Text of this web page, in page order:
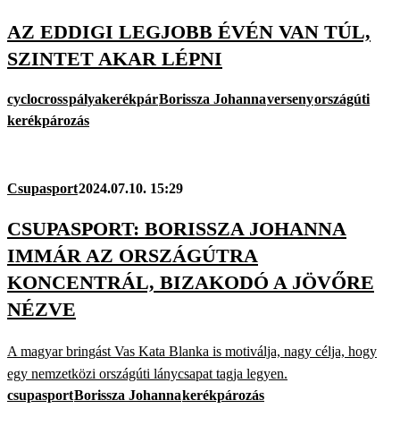
AZ EDDIGI LEGJOBB ÉVÉN VAN TÚL,
SZINTET AKAR LÉPNI
cyclocrosspályakerékpárBorissza Johannaversenyországúti
kerékpározás
Csupasport2024.07.10. 15:29
CSUPASPORT: BORISSZA JOHANNA
IMMÁR AZ ORSZÁGÚTRA
KONCENTRÁL, BIZAKODÓ A JÖVŐRE
NÉZVE
A magyar bringást Vas Kata Blanka is motiválja, nagy célja, hogy
egy nemzetközi országúti lánycsapat tagja legyen.
csupasportBorissza Johannakerékpározás